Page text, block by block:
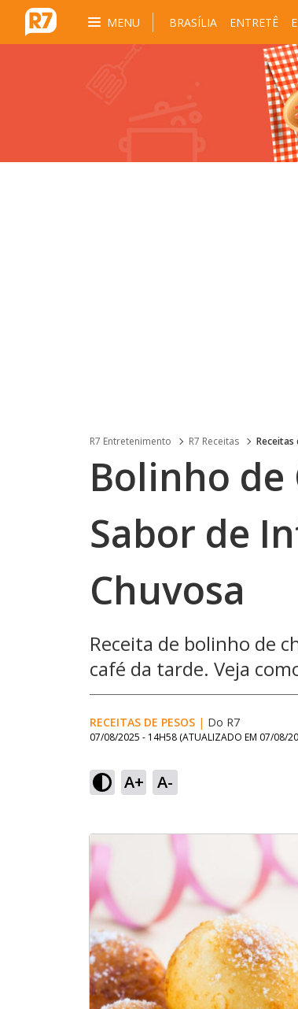
MENU BRASÍLIA ENTRETÊ
R7 Entretenimento R7 Receitas Receitas
Bolinho de
Sabor de
Chuvosa
Receita de bolinho de
café da tarde. Veja
RECEITAS DE PESOS | Do R7
07/08/2025 - 14H58 (ATUALIZADO EM 07/08/
A+ A-